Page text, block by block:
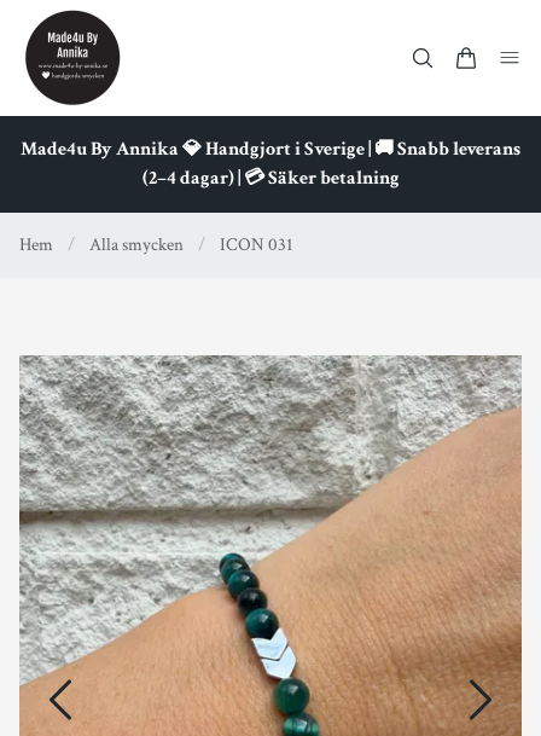
Made4u By Annika 💎 Handgjort i Sverige | 🚚 Snabb leverans
(2–4 dagar) | 💳 Säker betalning
Hem / Alla smycken / ICON 031